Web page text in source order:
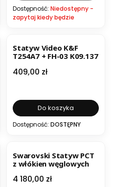
Dostępność: Niedostępny -
zapytaj kiedy będzie
Statyw Video K&F
T254A7 + FH-03 K09.137
Cena
409,00 zł
Do koszyka
Dostępność: DOSTĘPNY
Swarovski Statyw PCT
z włókien węglowych
Cena
4 180,00 zł